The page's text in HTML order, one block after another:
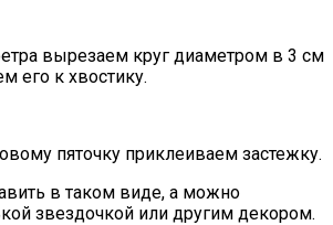
вырезаем круг диаметром в 3 см
его к хвостику.
пяточку приклеиваем застежку.
в таком виде, а можно
звездочкой или другим декором.